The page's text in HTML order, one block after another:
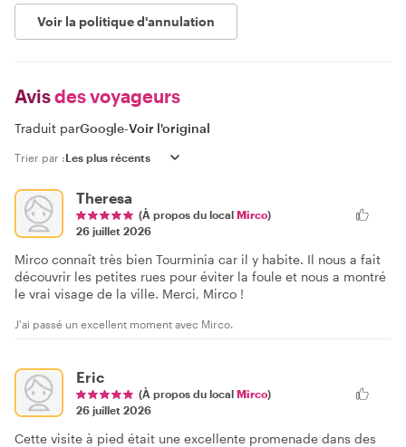
Voir la politique d'annulation
Avisdes voyageurs
Traduit parGoogle-Voir l'original
Trier par :
Theresa
(À propos du local Mirco)
26 juillet 2026
Mirco connaît très bien Tourminia car il y habite. Il nous a fait
découvrir les petites rues pour éviter la foule et nous a montré
le vrai visage de la ville. Merci, Mirco !
J'ai passé un excellent moment avec Mirco.
Eric
(À propos du local Mirco)
26 juillet 2026
Cette visite à pied était une excellente promenade dans des